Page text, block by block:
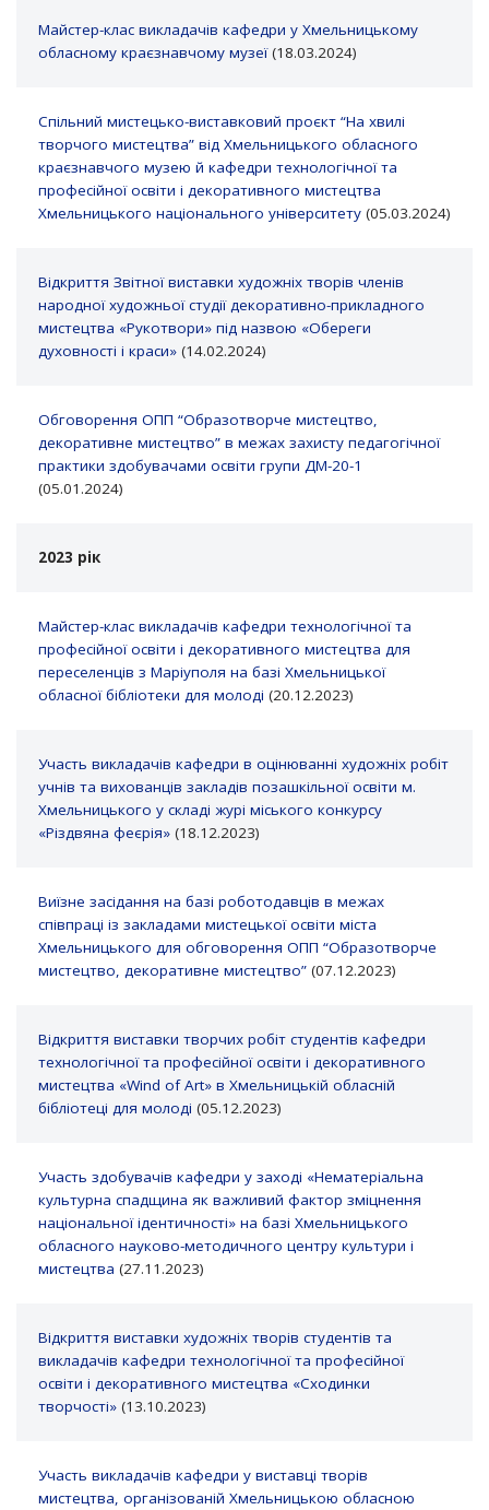
Майстер-клас викладачів кафедри у Хмельницькому
обласному краєзнавчому музеї(18.03.2024)
Спільний мистецько-виставковий проєкт “На хвилі
творчого мистецтва” від Хмельницького обласного
краєзнавчого музею й кафедри технологічної та
професійної освіти і декоративного мистецтва
Хмельницького національного університету (05.03.2024)
Відкриття Звітної виставки художніх творів членів
народної художньої студії декоративно-прикладного
мистецтва «Рукотвори» під назвою «Обереги
духовності і краси» (14.02.2024)
Обговорення ОПП “Образотворче мистецтво,
декоративне мистецтво” в межах захисту педагогічної
практики здобувачами освіти групи ДМ-20-1
(05.01.2024)
2023 рік
Майстер-клас викладачів кафедри технологічної та
професійної освіти і декоративного мистецтва для
переселенців з Маріуполя на базі Хмельницької
обласної бібліотеки для молоді (20.12.2023)
Участь викладачів кафедри в оцінюванні художніх робіт
учнів та вихованців закладів позашкільної освіти м.
Хмельницького у складі журі міського конкурсу
«Різдвяна феєрія» (18.12.2023)
Виїзне засідання на базі роботодавців в межах
співпраці із закладами мистецької освіти міста
Хмельницького для обговорення ОПП “Образотворче
мистецтво, декоративне мистецтво” (07.12.2023)
Відкриття виставки творчих робіт студентів кафедри
технологічної та професійної освіти і декоративного
мистецтва «Wind of Art» в Хмельницькій обласній
бібліотеці для молоді (05.12.2023)
Участь здобувачів кафедри у заході «Нематеріальна
культурна спадщина як важливий фактор зміцнення
національної ідентичності» на базі Хмельницького
обласного науково-методичного центру культури і
мистецтва (27.11.2023)
Відкриття виставки художніх творів студентів та
викладачів кафедри технологічної та професійної
освіти і декоративного мистецтва «Сходинки
творчості» (13.10.2023)
Участь викладачів кафедри у виставці творів
мистецтва, організованій Хмельницькою обласною